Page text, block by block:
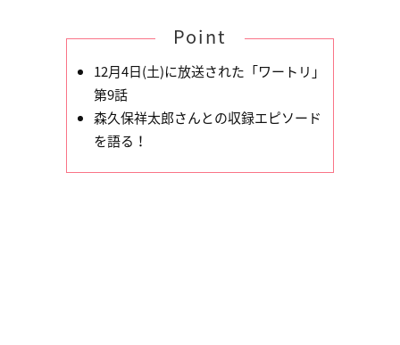
Point
12月4日(土)に放送された「ワートリ」
第9話
森久保祥太郎さんとの収録エピソード
を語る！